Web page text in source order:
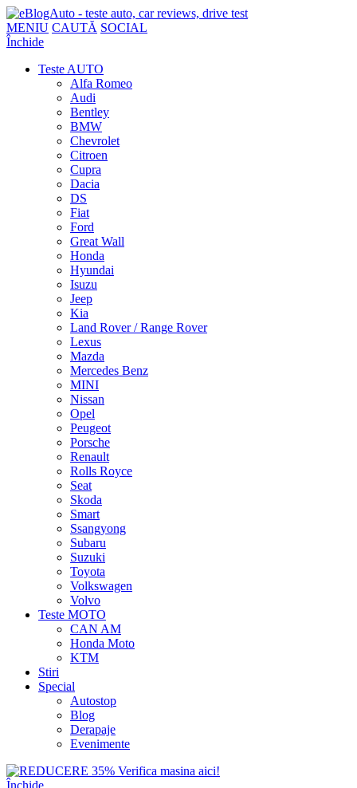
MENIU CAUTĂ SOCIAL
Închide
Teste AUTO
Alfa Romeo
Audi
Bentley
BMW
Chevrolet
Citroen
Cupra
Dacia
DS
Fiat
Ford
Great Wall
Honda
Hyundai
Isuzu
Jeep
Kia
Land Rover / Range Rover
Lexus
Mazda
Mercedes Benz
MINI
Nissan
Opel
Peugeot
Porsche
Renault
Rolls Royce
Seat
Skoda
Smart
Ssangyong
Subaru
Suzuki
Toyota
Volkswagen
Volvo
Teste MOTO
CAN AM
Honda Moto
KTM
Stiri
Special
Autostop
Blog
Derapaje
Evenimente
Închide